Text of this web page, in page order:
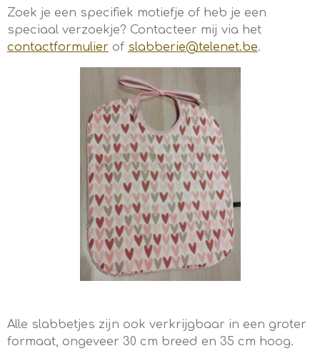
Zoek je een specifiek motiefje of heb je een
speciaal verzoekje? Contacteer mij via het
contactformulier of slabberie@telenet.be.
Alle slabbetjes zijn ook verkrijgbaar in een groter
formaat, ongeveer 30 cm breed en 35 cm hoog.